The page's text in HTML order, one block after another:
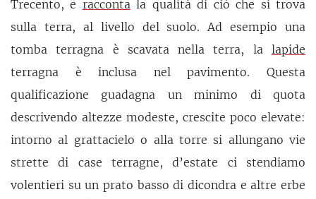
Trecento, e raccontala qualità di ciò che si trova
sulla terra, al livello del suolo. Ad esempio una
tomba terragna è scavata nella terra, la lapide
terragna è inclusa nel pavimento. Questa
qualificazione guadagna un minimo di quota
descrivendo altezze modeste, crescite poco elevate:
intorno al grattacielo o alla torre si allungano vie
strette di case terragne, d’estate ci stendiamo
volentieri su un prato basso di dicondra e altre erbe